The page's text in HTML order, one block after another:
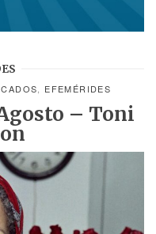
EFEMÉRIDES
– Toni